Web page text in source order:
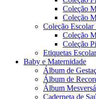
Coleção
Coleção
Coleção
Coleção
Coleção
Etiquetas
Baby e Maternidade
Álbum de
Álbum de
Álbum
Caderneta de